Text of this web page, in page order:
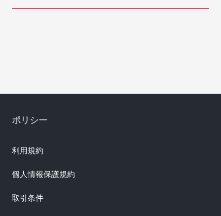
ポリシー
利用規約
個人情報保護規約
取引条件